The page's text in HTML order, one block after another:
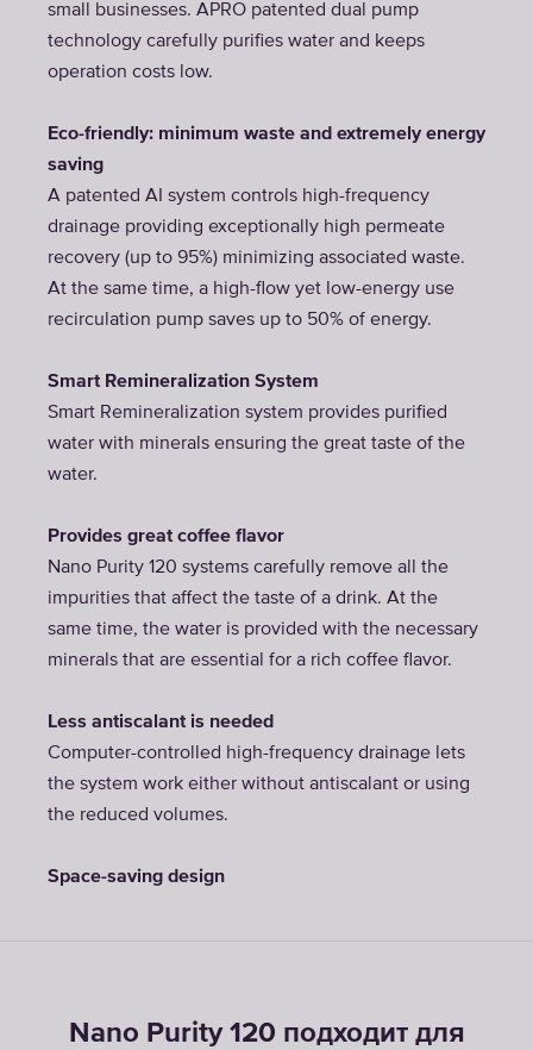
small businesses. APRO patented dual pump
technology carefully purifies water and keeps
operation costs low.
Eco-friendly: minimum waste and extremely energy
saving
A patented AI system controls high-frequency
drainage providing exceptionally high permeate
recovery (up to 95%) minimizing associated waste.
At the same time, a high-flow yet low-energy use
recirculation pump saves up to 50% of energy.
Smart Remineralization System
Smart Remineralization system provides purified
water with minerals ensuring the great taste of the
water.
Provides great coffee flavor
Nano Purity 120 systems carefully remove all the
impurities that affect the taste of a drink. At the
same time, the water is provided with the necessary
minerals that are essential for a rich coffee flavor.
Less antiscalant is needed
Computer-controlled high-frequency drainage lets
the system work either without antiscalant or using
the reduced volumes.
Space-saving design
Nano Purity 120 подходит для